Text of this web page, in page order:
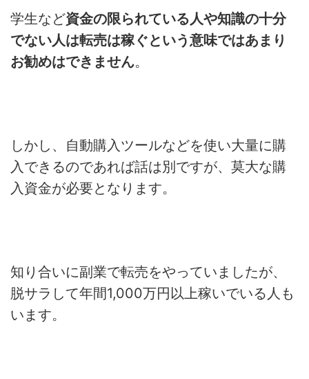
学生など資金の限られている人や知識の十分
でない人は転売は稼ぐという意味ではあまり
お勧めはできません。
しかし、自動購入ツールなどを使い大量に購
入できるのであれば話は別ですが、莫大な購
入資金が必要となります。
知り合いに副業で転売をやっていましたが、
脱サラして年間1,000万円以上稼いでいる人も
います。